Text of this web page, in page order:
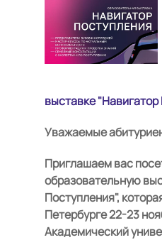
выставке
Уважаемые
Приглашаем вас
образовательную
Поступления",
Петербурге22-23
Академический